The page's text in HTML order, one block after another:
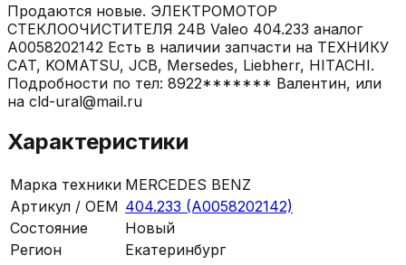
Продаются новые. ЭЛЕКТРОМОТОР
СТЕКЛООЧИСТИТЕЛЯ 24В Valeo 404.233 аналог
A0058202142 Есть в наличии запчасти на ТЕХНИКУ
CAT, KOMATSU, JCB, Mersedes, Liebherr, HITACHI.
Подробности по тел: 8922******* Валентин, или
на cld-ural@mail.ru
Характеристики
Марка техники MERCEDES BENZ
Артикул / OEM 404.233 (A0058202142)
Состояние
Новый
Регион
Екатеринбург